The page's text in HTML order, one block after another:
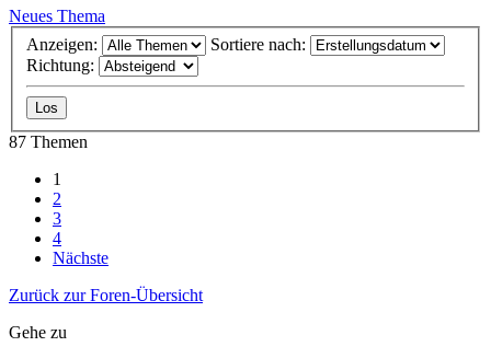
Neues Thema
Anzeigen:
Sortiere nach:
Richtung:
87 Themen
1
2
3
4
Nächste
Zurück zur Foren-Übersicht
Gehe zu